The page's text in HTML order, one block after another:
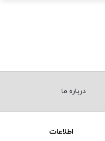
درباره ما
اطلاعات